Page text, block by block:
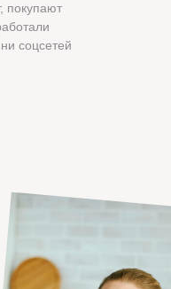
покупают
соцсетей